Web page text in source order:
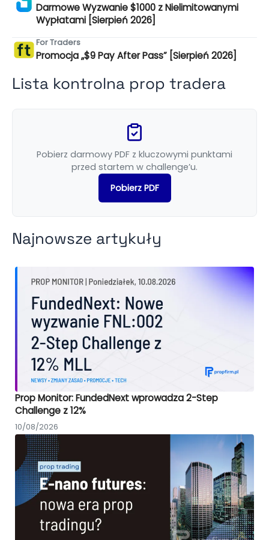
Darmowe Wyzwanie $1000 z Nielimitowanymi
Wypłatami [Sierpień 2026]
For Traders
Promocja „$9 Pay After Pass” [Sierpień 2026]
Lista kontrolna prop tradera
Pobierz darmowy PDF z kluczowymi punktami
przed startem w challenge’u.
Pobierz PDF
Najnowsze artykuły
Prop Monitor: FundedNext wprowadza 2-Step
Challenge z 12%
10/08/2026